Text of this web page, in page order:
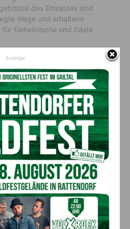
des Einsatzes sind
Wege und erhaltene
Einheimische und Gäste
(c) Meusburger
Anzeige